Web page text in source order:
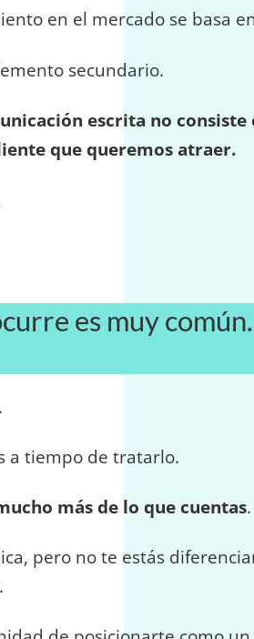
en el mercado se basa
secundario.
escrita no
que queremos atraer.
es muy
a tiempo de tratarlo.
más de lo que cuentas.
pero no te estás